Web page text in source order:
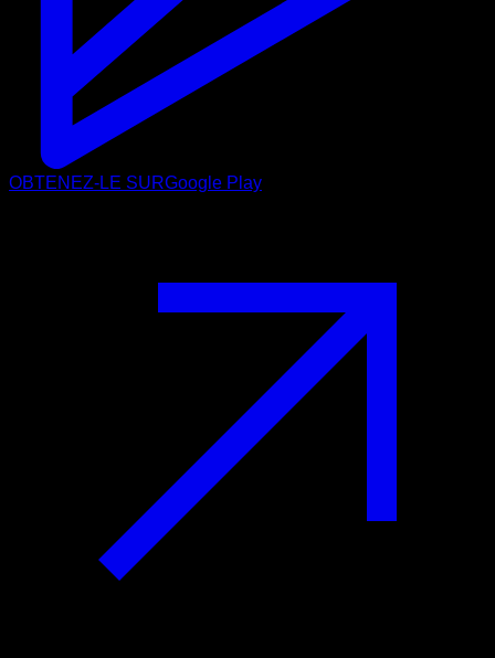
OBTENEZ-LE SURGoogle Play